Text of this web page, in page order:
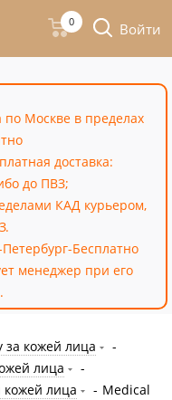
0 Войти
по Москве в пределах
доставка:
до ПВЗ;
КАД курьером,
Бесплатно
менеджер при его
за кожей лица
-
лица
-
кожей лица
- Medical